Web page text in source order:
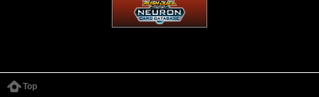
Top